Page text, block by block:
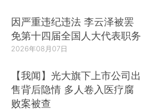
因严重违纪违法 李云泽被罢
免第十四届全国人大代表职务
2026年08月07日
【我闻】光大旗下上市公司出
售背后隐情 多人卷入医疗腐
败案被查